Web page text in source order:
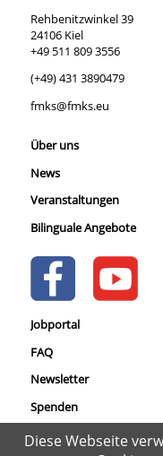
Rehbenitzwinkel 39
24106 Kiel
+49 511 809 3556
(+49) 431 3890479
fmks@fmks.eu
Über uns
News
Veranstaltungen
Bilinguale Angebote
Jobportal
FAQ
Newsletter
Spenden
Datenschutz
Diese Webseite